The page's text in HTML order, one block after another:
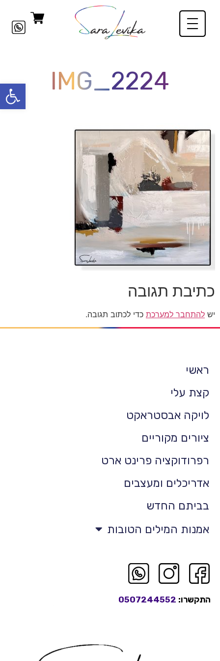
פתח IMG_2224
כתיבת תגובה
יש להתחבר למערכת כדי לכתוב תגובה.
ראשי
קצת עלי
לויקה אבסטראקט
ציורים מקוריים
רפרודוקציה פרינט ארט
אדריכלים ומעצבים
בביתם החדש
אמנות המילים הטובות
התקשרו: 0507244552